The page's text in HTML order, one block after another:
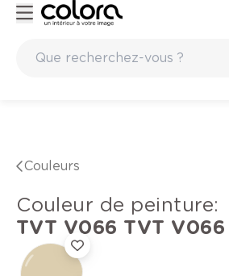
Couleurs
Couleur de peinture:
TVT V066 TVT V066